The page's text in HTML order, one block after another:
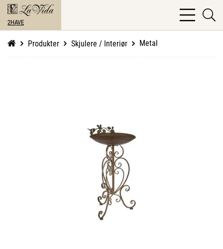
2HAVE
bars
light
Produkter Skjulere / Interiør Metal